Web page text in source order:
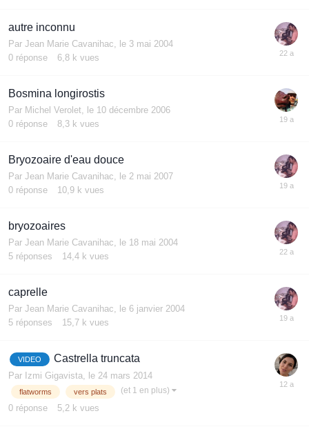
autre inconnu
Par Jean Marie Cavanihac
le 3 mai 2004
0 réponse 6,8 k vues
Bosmina longirostis
Par Michel Verolet
le 10 décembre 2006
0 réponse 8,3 k vues
Bryozoaire d'eau douce
Par Jean Marie Cavanihac
le 2 mai 2007
0 réponse 10,9 k vues
bryozoaires
Par Jean Marie Cavanihac
le 18 mai 2004
5 réponses 14,4 k vues
caprelle
Par Jean Marie Cavanihac
le 6 janvier 2004
5 réponses 15,7 k vues
VIDEO Castrella truncata
Par Izmi Gigavista le 24 mars 2014
flatworms vers plats (et 1 en plus)
0 réponse 5,2 k vues